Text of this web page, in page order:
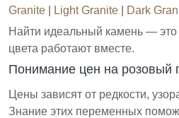
Granite
Light Granite
Dark
Найти идеальный камень — это
цвета работают вместе.
Понимание цен на розовый
Цены зависят от редкости,
Знание этих переменных